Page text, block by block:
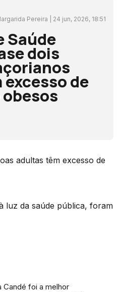
Pereira | 24 jun, 2026, 18:51
Saúde
dois
de
adultas têm excesso de
luz da saúde pública, foram
Candé foi a melhor